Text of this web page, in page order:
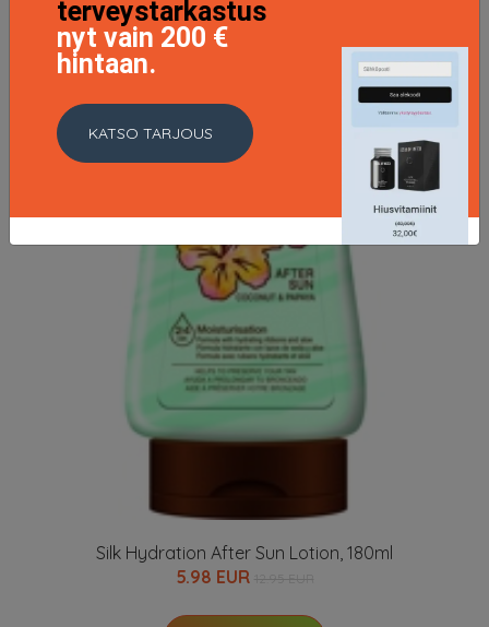
Silk Hydration After Sun Lotion, 180ml
5.98 EUR
terveystarkastus
nyt vain 200 €
hintaan.
KATSO TARJOUS